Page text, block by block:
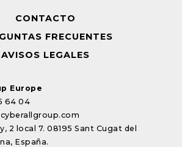
CONTACTO
FRECUENTES
AVISOS LEGALES
Europe
64 04
2 local 7. 08195 Sant Cugat del
España.